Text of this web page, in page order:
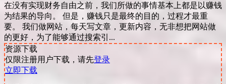
在没有实现财务自由之前，我们所做的事情基本上都是以赚钱
为结果的导向。 但是，赚钱只是最终的目的，过程才最重
要。 我们做网站，每天写文章，更新内容，无非想把网站做
的更好，为了能够通过搜索引...
资源下载
仅限注册用户下载，请先登录
立即下载